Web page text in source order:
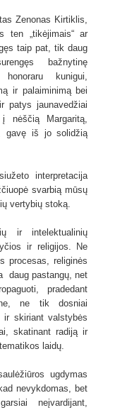
Zenonas Kirtiklis,
ten „tikėjimais“ ar
taip pat, tik daug
bažnytinę
kunigui,
ir palaiminimą bei
patys jaunavedžiai
Margaritą,
gavę iš jo solidžią
interpretacija
svarbią mūsų
vertybių stoką.
ir intelektualinių
ir religijos. Ne
procesas, religinės
daug pastangų, net
pradedant
ne tik dosniai
ir skiriant valstybės
skatinant radiją ir
laidų.
ugdymas
nevykdomas, bet
neįvardijant,